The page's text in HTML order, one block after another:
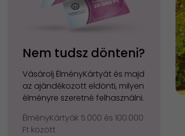
Nem tudsz dönteni?
Vásárolj ÉlményKártyát és majd
az ajándékozott eldönti, milyen
élményre szeretné felhasználni.
ÉlményKártyák 5.000 és 100.000
Ft között